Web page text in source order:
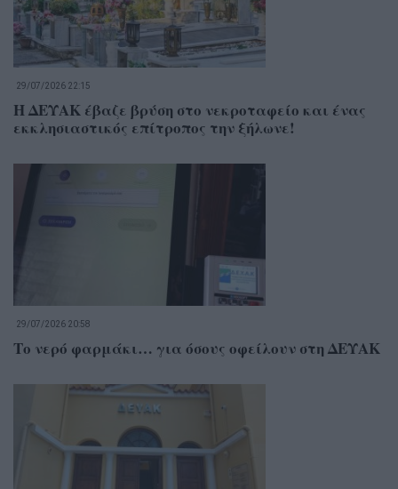
29/07/2026 22:15
Η ΔΕΥΑΚ έβαζε βρύση στο νεκροταφείο και ένας
εκκλησιαστικός επίτροπος την ξήλωνε!
29/07/2026 20:58
Το νερό φαρμάκι… για όσους οφείλουν στη ΔΕΥΑΚ